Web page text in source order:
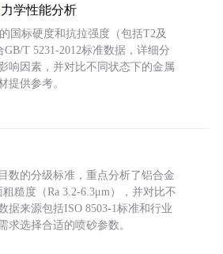
学性能分析
国标硬度和抗拉强度（包括T2及
T 5231-2012标准数据，详细分
响因素，并对比不同状态下的金属
提供参考。
数的分级标准，重点分析了铝合金
糙度（Ra 3.2-6.3μm），并对比不
据来源包括ISO 8503-1标准和行业
求选择合适的喷砂参数。